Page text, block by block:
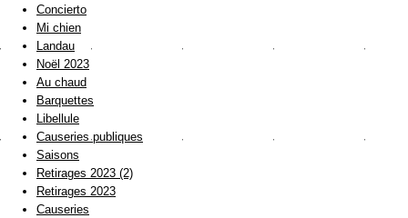
Concierto
Mi chien
Landau
Noël 2023
Au chaud
Barquettes
Libellule
Causeries publiques
Saisons
Retirages 2023 (2)
Retirages 2023
Causeries